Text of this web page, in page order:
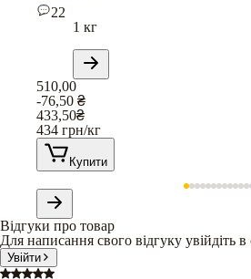
22
1 кг
510,00
-76,50 ₴
433,50₴
434 грн/кг
Купити
Відгуки про товар
Для написання свого відгуку увійдіть
Увійти